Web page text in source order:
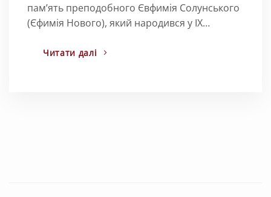
пам’ять преподобного Євфимія Солунського
(Єфимія Нового), який народився у IX…
Читати далі